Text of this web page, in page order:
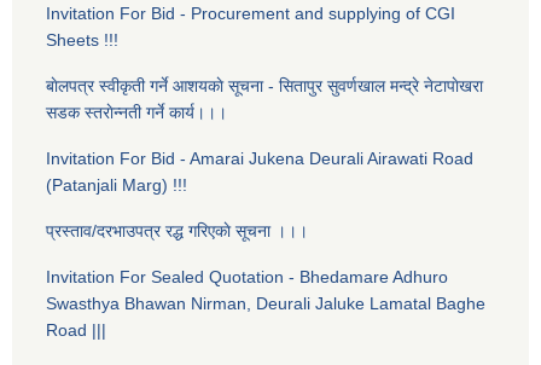
Invitation For Bid - Procurement and supplying of CGI
Sheets !!!
बाेलपत्र स्वीकृती गर्ने आशयकाे सूचना - सितापुर सुवर्णखाल मन्द्रे नेटापाेखरा
सडक स्तराेन्नती गर्ने कार्य।।।
Invitation For Bid - Amarai Jukena Deurali Airawati Road
(Patanjali Marg) !!!
प्रस्ताव/दरभाउपत्र रद्ध गरिएकाे सूचना ।।।
Invitation For Sealed Quotation - Bhedamare Adhuro
Swasthya Bhawan Nirman, Deurali Jaluke Lamatal Baghe
Road |||